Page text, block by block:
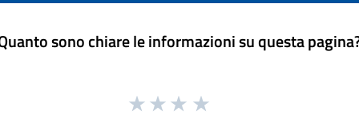
sono chiare le informazioni su questa